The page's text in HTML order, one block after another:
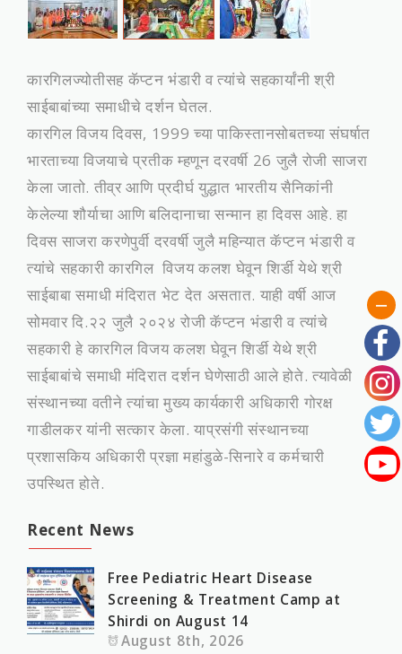
कारगिलज्योतीसह कॅप्टन भंडारी व त्यांचे सहकार्यांनी श्री
साईबाबांच्या समाधीचे दर्शन घेतल.
कारगिल विजय दिवस, 1999 च्या पाकिस्तानसोबतच्या संघर्षात
भारताच्या विजयाचे प्रतीक म्हणून दरवर्षी 26 जुलै रोजी साजरा
केला जातो. तीव्र आणि प्रदीर्घ युद्धात भारतीय सैनिकांनी
केलेल्या शौर्याचा आणि बलिदानाचा सन्मान हा दिवस आहे. हा
दिवस साजरा करणेपुर्वी दरवर्षी जुलै महिन्‍यात कॅप्‍टन भंडारी व
त्‍यांचे सहकारी कारगिल विजय कलश घेवून शिर्डी येथे श्री
साईबाबा समाधी मंदिरात भेट देत असतात. याही वर्षी आज
सोमवार दि.२२ जुलै २०२४ रोजी कॅप्‍टन भंडारी व त्‍यांचे
सहकारी हे कारगिल विजय कलश घेवून शिर्डी येथे श्री
साईबाबांचे समाधी मंदिरात दर्शन घेणेसाठी आले होते. त्‍यावेळी
संस्‍थानच्‍या वतीने त्‍यांचा मुख्‍य कार्यकारी अधिकारी गोरक्ष
गाडीलकर यांनी सत्‍कार केला. याप्रसंगी संस्‍थानच्‍या
प्रशासकिय अधिकारी प्रज्ञा महांडुळे-सिनारे व कर्मचारी
उपस्थित होते.
Recent News
Free Pediatric Heart Disease
Screening & Treatment Camp at
Shirdi on August 14
August 8th, 2026